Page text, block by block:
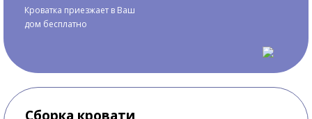
Кроватка приезжает в Ваш
дом бесплатно
Сборка кровати